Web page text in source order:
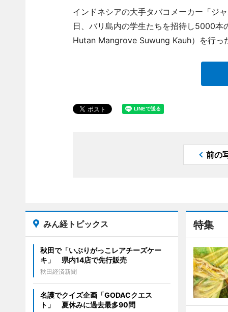
インドネシアの大手タバコメーカー「ジ
日、バリ島内の学生たちを招待し5000
Hutan Mangrove Suwung Kauh）を行っ
前の
特集
みん経トピックス
秋田で「いぶりがっこレアチーズケー
キ」 県内14店で先行販売
秋田経済新聞
名護でクイズ企画「GODACクエス
ト」 夏休みに過去最多90問